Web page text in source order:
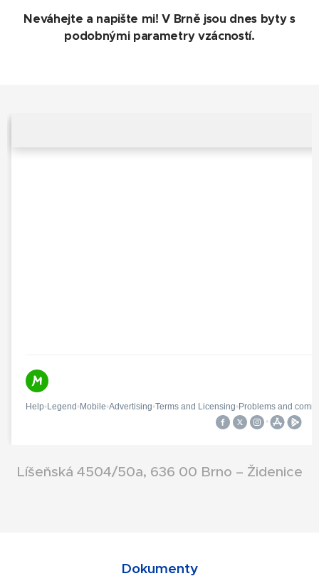
Neváhejte a napište mi! V Brně jsou dnes byty s
podobnými parametry vzácností.
Líšeňská 4504/50a, 636 00 Brno – Židenice
Dokumenty